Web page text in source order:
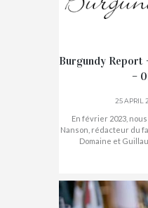
Burgundy Report
–
25 APRIL
En février 2023,
Nanson, rédacteur du
Domaine et